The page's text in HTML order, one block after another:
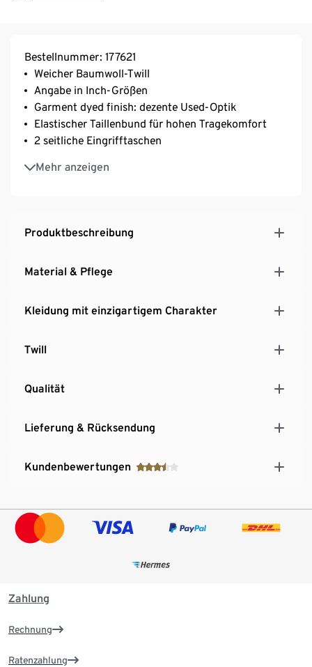
Bestellnummer: 177621
Weicher Baumwoll-Twill
Angabe in Inch-Größen
Garment dyed finish: dezente Used-Optik
Elastischer Taillenbund für hohen Tragekomfort
2 seitliche Eingrifftaschen
Mehr anzeigen
2 seitliche Cargotaschen mit Klettverschluss
2 Gesäßtaschen mit Klettverschluss
Mit Markenelasthan: formbeständig, perfekter Sitz,
hoher Tragekomfort
Produktbeschreibung
Material & Pflege
Kleidung mit einzigartigem Charakter
Twill
Qualität
Lieferung & Rücksendung
Kundenbewertungen
Zahlung
Rechnung
Ratenzahlung